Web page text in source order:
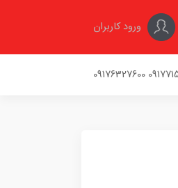
ورود کاربران